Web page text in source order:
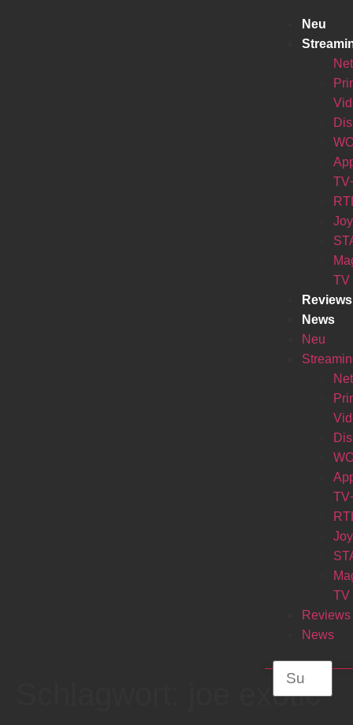
Neu
TV
Reviews
News
Neu
TV
Reviews
News
joe exotic